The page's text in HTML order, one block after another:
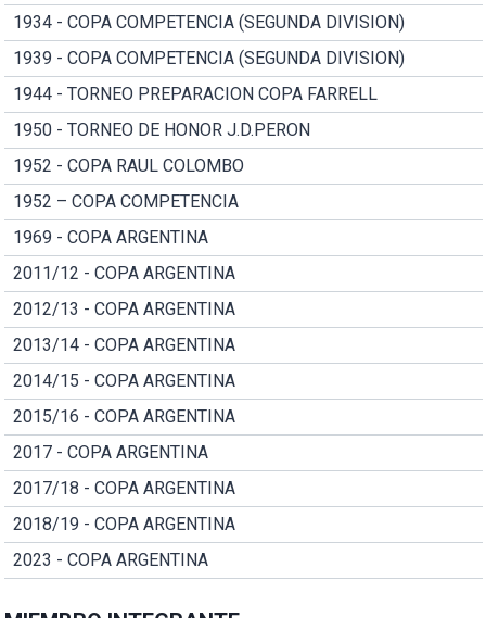
1934 - COPA COMPETENCIA (SEGUNDA DIVISION)
1939 - COPA COMPETENCIA (SEGUNDA DIVISION)
1944 - TORNEO PREPARACION COPA FARRELL
1950 - TORNEO DE HONOR J.D.PERON
1952 - COPA RAUL COLOMBO
1952 – COPA COMPETENCIA
1969 - COPA ARGENTINA
2011/12 - COPA ARGENTINA
2012/13 - COPA ARGENTINA
2013/14 - COPA ARGENTINA
2014/15 - COPA ARGENTINA
2015/16 - COPA ARGENTINA
2017 - COPA ARGENTINA
2017/18 - COPA ARGENTINA
2018/19 - COPA ARGENTINA
2023 - COPA ARGENTINA